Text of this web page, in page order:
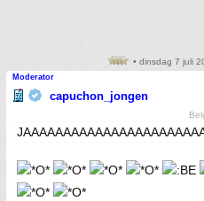
• dinsdag 7 juli
Moderator
capuchon_jongen